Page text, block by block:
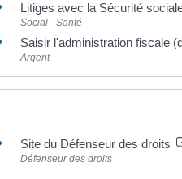
Litiges avec la Sécurité
Social - Santé
Saisir l'administration fiscale
Argent
Site du Défenseur des droits
Défenseur des droits